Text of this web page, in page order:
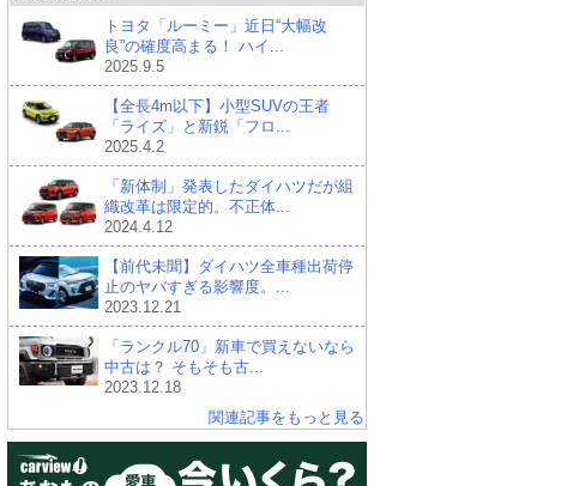
トヨタ「ルーミー」近日“大幅改
良”の確度高まる！ ハイ...
2025.9.5
【全長4m以下】小型SUVの王者
「ライズ」と新鋭「フロ...
2025.4.2
「新体制」発表したダイハツだが組
織改革は限定的。不正体...
2024.4.12
【前代未聞】ダイハツ全車種出荷停
止のヤバすぎる影響度。...
2023.12.21
「ランクル70」新車で買えないなら
中古は？ そもそも古...
2023.12.18
関連記事をもっと見る